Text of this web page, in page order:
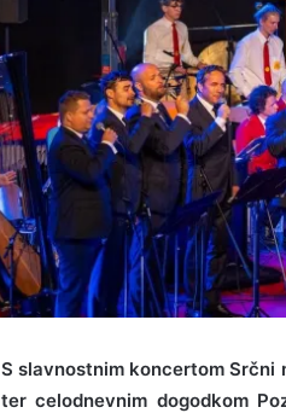
S slavnostnim koncertom Srčni
ter celodnevnim dogodkom